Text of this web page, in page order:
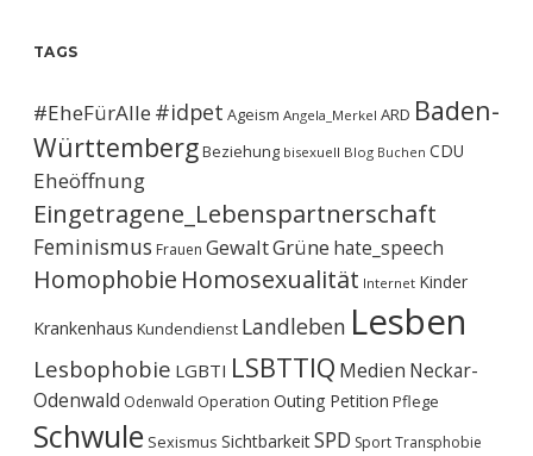
TAGS
#EheFürAlle#idpet Ageism Angela_Merkel ARD Baden-
WürttembergBeziehung bisexuell Blog Buchen CDU
Eheöffnung
Eingetragene_Lebenspartnerschaft
Feminismus Frauen GewaltGrüne hate_speech
Homophobie Homosexualität Internet Kinder
Krankenhaus Kundendienst Landleben Lesben
Lesbophobie LGBTI LSBTTIQ Medien Neckar-
Odenwald Odenwald Operation Outing Petition Pflege
Schwule Sexismus SichtbarkeitSPD SportTransphobie